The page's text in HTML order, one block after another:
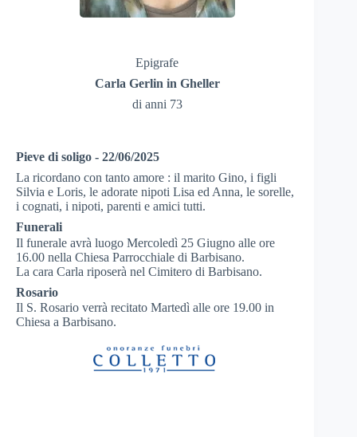
Epigrafe
Carla Gerlin in Gheller
di anni 73
Pieve di soligo - 22/06/2025
La ricordano con tanto amore : il marito Gino, i figli
Silvia e Loris, le adorate nipoti Lisa ed Anna, le sorelle,
i cognati, i nipoti, parenti e amici tutti.
Funerali
Il funerale avrà luogo Mercoledì 25 Giugno alle ore
16.00 nella Chiesa Parrocchiale di Barbisano.
La cara Carla riposerà nel Cimitero di Barbisano.
Rosario
Il S. Rosario verrà recitato Martedì alle ore 19.00 in
Chiesa a Barbisano.